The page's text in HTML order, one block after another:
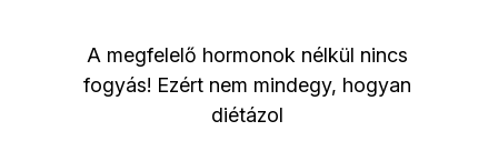
A megfelelő hormonok nélkül nincs
fogyás! Ezért nem mindegy, hogyan
diétázol